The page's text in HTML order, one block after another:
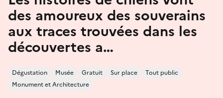
des amoureux des souverains
aux traces trouvées dans les
découvertes a…
Dégustation Musée Gratuit Sur place
Tout public
Monument et Architecture